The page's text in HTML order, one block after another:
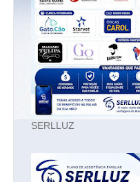
SERLLUZ